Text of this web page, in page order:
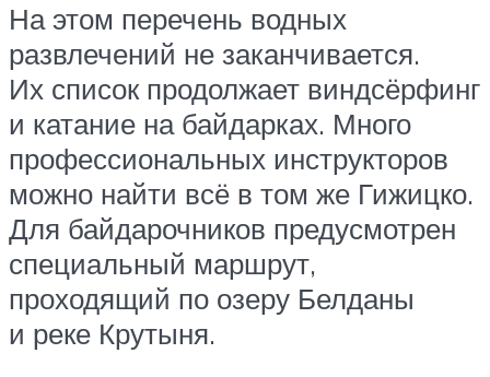
На этом перечень водных
развлечений не заканчивается.
Их список продолжает виндсёрфинг
и катание на байдарках. Много
профессиональных инструкторов
можно найти всё в том же Гижицко.
Для байдарочников предусмотрен
специальный маршрут,
проходящий по озеру Белданы
и реке Крутыня.